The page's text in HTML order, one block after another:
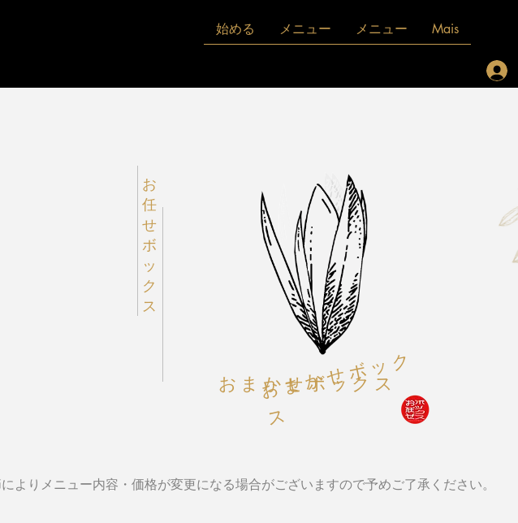
始める メニュー メニュー Mais
お
ま
か
せ
ボ
ッ
ク
ス
おまかせボックス
お
任
せ
ボ
ッ
ク
ス
よりメニュー内容・価格が変更になる場合がございますので予めご了承ください。